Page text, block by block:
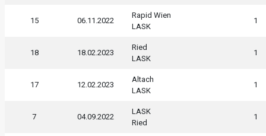
15 06.11.2022
Rapid Wien
LASK
1
18 18.02.2023
Ried
LASK
1
17 12.02.2023
Altach
LASK
1
7 04.09.2022
LASK
Ried
1